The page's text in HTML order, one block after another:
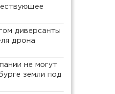
диверсанты
дрона
не могут
земли под